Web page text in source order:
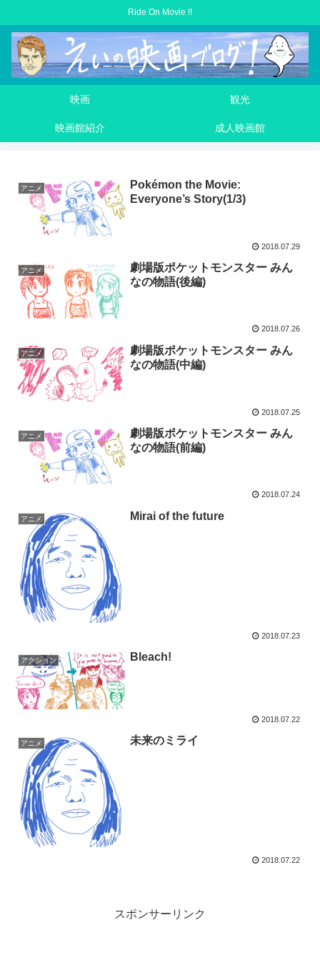
Ride On Movie !!
映画 観光
映画館紹介 成人映画館
アニメ
Pokémon the Movie:
Everyone’s Story(1/3)
2018.07.29
アニメ
劇場版ポケットモンスター みん
なの物語(後編)
2018.07.26
アニメ
劇場版ポケットモンスター みん
なの物語(中編)
2018.07.25
アニメ
劇場版ポケットモンスター みん
なの物語(前編)
2018.07.24
アニメ Mirai of the future
2018.07.23
アクション Bleach!
2018.07.22
アニメ 未来のミライ
2018.07.22
スポンサーリンク